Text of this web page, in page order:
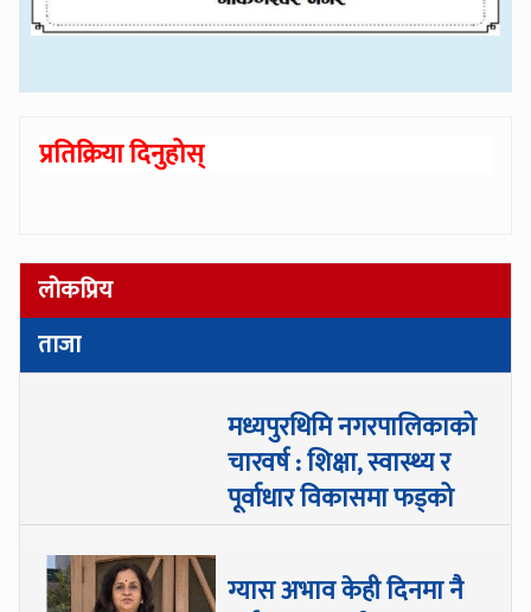
प्रतिक्रिया दिनुहोस्
लोकप्रिय
ताजा
मध्यपुरथिमि नगरपालिकाको
चारवर्ष : शिक्षा, स्वास्थ्य र
पूर्वाधार विकासमा फड्को
ग्यास अभाव केही दिनमा नै